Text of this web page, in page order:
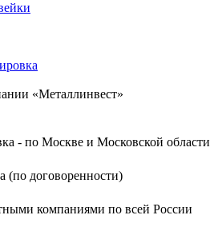
«Металлинвест»
- по Москве и Московской области
(по договоренности)
компаниями по всей России